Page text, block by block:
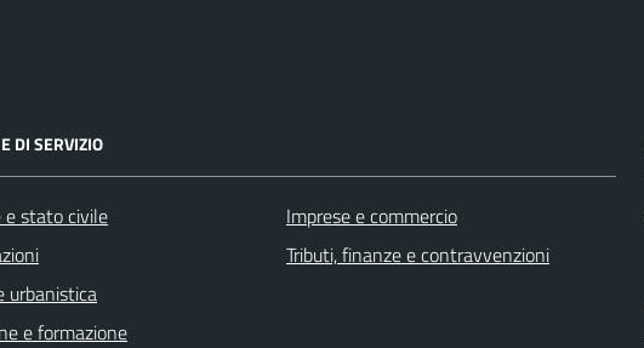
DI SERVIZIO
e stato civile
urbanistica
e formazione
Imprese e commercio
Tributi, finanze e contravvenzioni